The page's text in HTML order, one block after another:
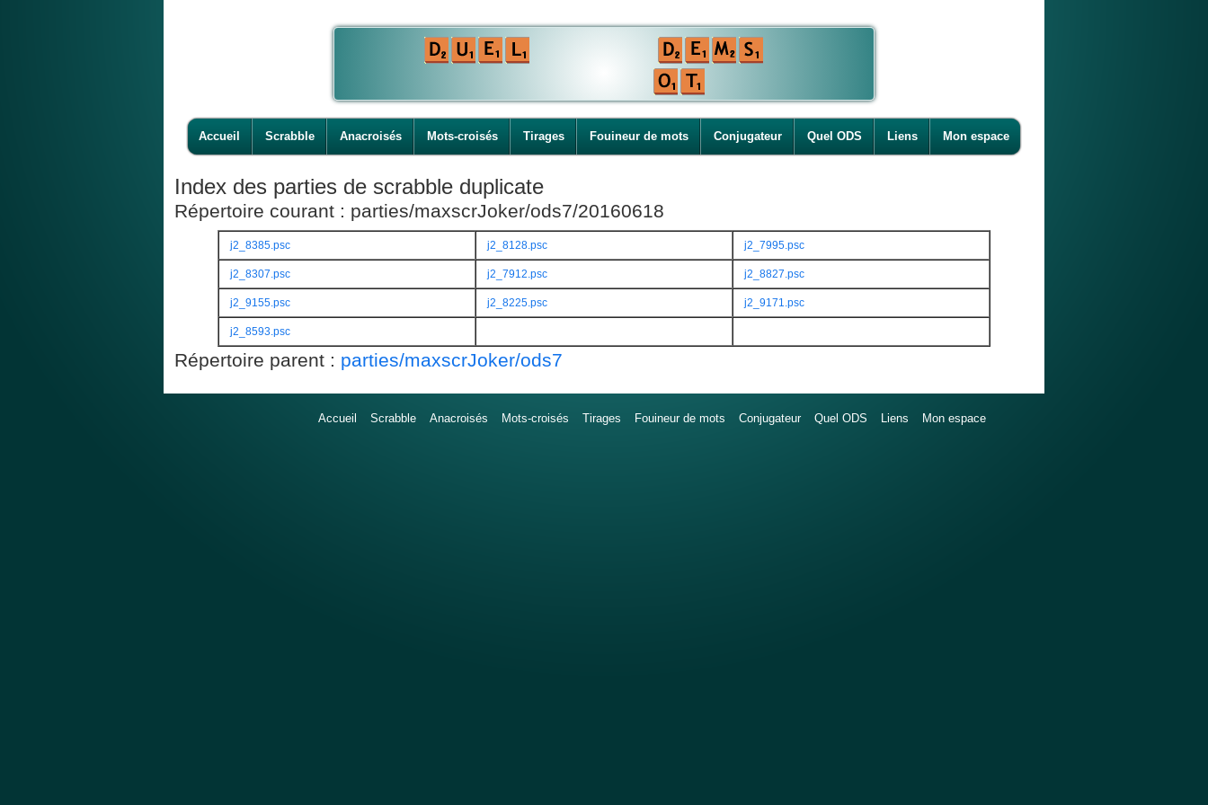
Accueil Scrabble Anacroisés Mots-croisés Tirages Fouineur de mots Conjugateur Quel ODS Liens Mon espace
Index des parties de scrabble duplicate
Répertoire courant : parties/maxscrJoker/ods7/20160618
j2_8385.psc j2_8128.psc j2_7995.psc
j2_8307.psc j2_7912.psc j2_8827.psc
j2_9155.psc j2_8225.psc j2_9171.psc
j2_8593.psc
Répertoire parent : parties/maxscrJoker/ods7
Accueil Scrabble Anacroisés Mots-croisés Tirages Fouineur de mots Conjugateur Quel ODS Liens Mon espace